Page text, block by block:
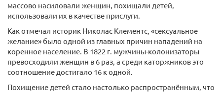
массово насиловали женщин, похищали детей,
использовали их в качестве прислуги.
Как отмечал историк Николас Клементс, «сексуальное
желание» было одной из главных причин нападений на
коренное население. В 1822 г. мужчины-колонизаторы
превосходили женщин в 6 раз, а среди каторжников это
соотношение достигало 16 к одной.
Похищение детей стало настолько распространённым, что